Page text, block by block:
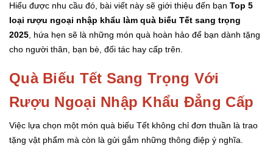
Hiểu được nhu cầu đó, bài viết này sẽ giới thiệu đến bạn Top 5
loại rượu ngoại nhập khẩu làm quà biếu Tết sang trọng
2025 , hứa hẹn sẽ là những món quà hoàn hảo để bạn dành tặng
cho người thân, bạn bè, đối tác hay cấp trên.
Quà Biếu Tết Sang Trọng Với
Rượu Ngoại Nhập Khẩu Đẳng Cấp
Việc lựa chọn một món quà biếu Tết không chỉ đơn thuần là trao
tặng vật phẩm mà còn là gửi gắm những thông điệp ý nghĩa.